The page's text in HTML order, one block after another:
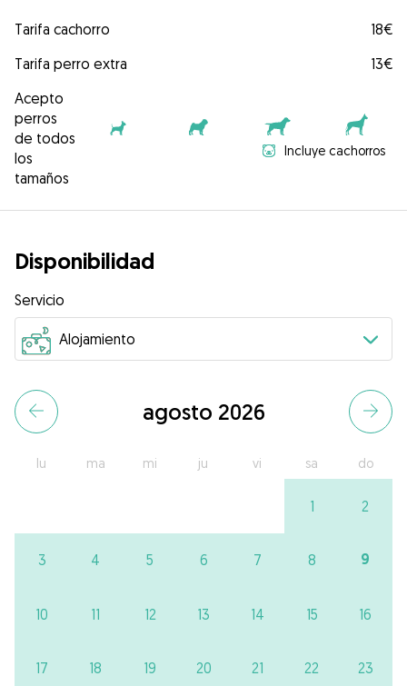
Tarifa cachorro
18€
Tarifa perro extra
13€
Acepto
perros
de todos
los
tamaños
Incluye cachorros
Disponibilidad
Servicio
agosto 2026
lu ma mi ju vi sa do
1 2
3 4 5 6 7 8 9
10 11 12 13 14 15 16
17 18 19 20 21 22 23